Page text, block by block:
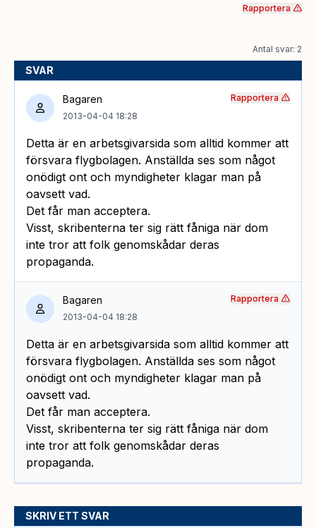
Rapportera
Antal svar: 2
SVAR
Bagaren
2013-04-04 18:28
Detta är en arbetsgivarsida som alltid kommer att
försvara flygbolagen. Anställda ses som något
onödigt ont och myndigheter klagar man på
oavsett vad.
Det får man acceptera.
Visst, skribenterna ter sig rätt fåniga när dom
inte tror att folk genomskådar deras
propaganda.
Rapportera
Bagaren
2013-04-04 18:28
Detta är en arbetsgivarsida som alltid kommer att
försvara flygbolagen. Anställda ses som något
onödigt ont och myndigheter klagar man på
oavsett vad.
Det får man acceptera.
Visst, skribenterna ter sig rätt fåniga när dom
inte tror att folk genomskådar deras
propaganda.
Rapportera
SKRIV ETT SVAR